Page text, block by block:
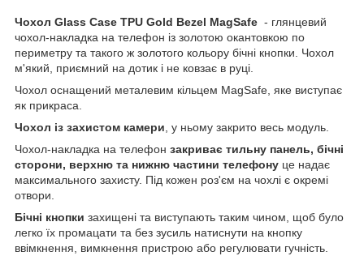
Чохол Glass Case TPU Gold Bezel MagSafe - глянцевий
чохол-накладка на телефон із золотою окантовкою по
периметру та такого ж золотого кольору бічні кнопки. Чохол
м'який, приємний на дотик і не ковзає в руці.
Чохол оснащений металевим кільцем MagSafe, яке виступає
як прикраса.
Чохол із захистом камери, у ньому закрито весь модуль.
Чохол-накладка на телефон закриває тильну панель, бічні
сторони, верхню та нижню частини телефону це надає
максимального захисту. Під кожен роз'єм на чохлі є окремі
отвори.
Бічні кнопки захищені та виступають таким чином, щоб було
легко їх промацати та без зусиль натиснути на кнопку
ввімкнення, вимкнення пристрою або регулювати гучність.